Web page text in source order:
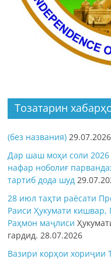
Тозатарин
(без названия) 29.07.2026
Дар шаш моҳи соли 2026
нафар ноболиғ
тартиб дода шуд
28 июл таҳти раёсати
Раиси Ҳукумати
Раҳмон маҷлиси
гардид. 28.07.2026
Вазири корҳои хориҷии